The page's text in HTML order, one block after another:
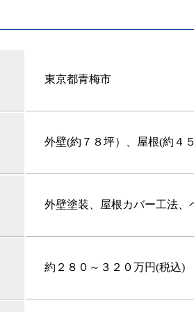
東京都青梅市
外壁(約７８坪）、屋根(約４５
外壁塗装、屋根カバー工法、
約２８０～３２０万円(税込)